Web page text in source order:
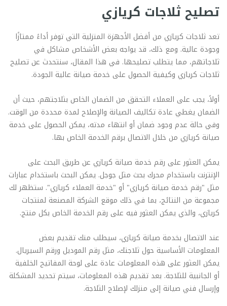
تصليح ثلاجات كريازي
تعد ثلاجات كريازي من أفضل الأجهزة المنزلية التي توفر أداءً ممتازًا
وجودة عالية. ومع ذلك، قد يواجه بعض الأشخاص مشاكل في
ثلاجاتهم، مما يتطلب تصليحها. في هذا المقال، سنتحدث عن تصليح
ثلاجات كريازي وكيفية الحصول على خدمة صيانة عالية الجودة.
أولاً، يجب على العملاء التحقق من الضمان الخاص بثلاجتهم، حيث أن
الضمان يغطي عادة تكاليف الصيانة والإصلاح لمدة محددة من الوقت.
وفي حالة عدم وجود ضمان أو انتهاء مدته، يمكن الحصول على خدمة
صيانة كريازي من خلال الاتصال برقم الخدمة الخاص بها.
يمكن العثور على رقم خدمة صيانة كريازي عن طريق البحث على
الإنترنت باستخدام محرك بحث مثل جوجل. يمكن البحث باستخدام عبارات
مثل "رقم خدمة صيانة كريازي" أو "خدمة العملاء كريازي". ستظهر لك
مجموعة من النتائج، بما في ذلك موقع الشركة المصنعة لمنتجات
كريازي، والذي يمكن العثور فيه على رقم الخدمة الخاص بكل منتج.
عند الاتصال بخدمة صيانة كريازي، سيطلب منك تقديم بعض
المعلومات الأساسية حول ثلاجتك، مثل رقم الموديل ورقم السيريال.
يمكن العثور على هذه المعلومات عادة على لوحة المفاتيح الخلفية
أو الجانبية للثلاجة. بعد تقديم هذه المعلومات، سيتم تحديد المشكلة
وإرسال فني صيانة إلى منزلك لإصلاح الثلاجة.